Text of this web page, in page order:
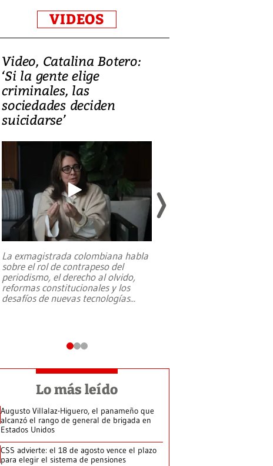
VIDEOS
Video, Catalina Botero:
‘Si la gente elige
criminales, las
sociedades deciden
suicidarse’
La exmagistrada colombiana habla
sobre el rol de contrapeso del
periodismo, el derecho al olvido,
reformas constitucionales y los
desafíos de nuevas tecnologías...
Lo más leído
Augusto Villalaz-Higuero, el panameño que
alcanzó el rango de general de brigada en
Estados Unidos
CSS advierte: el 18 de agosto vence el plazo
para elegir el sistema de pensiones